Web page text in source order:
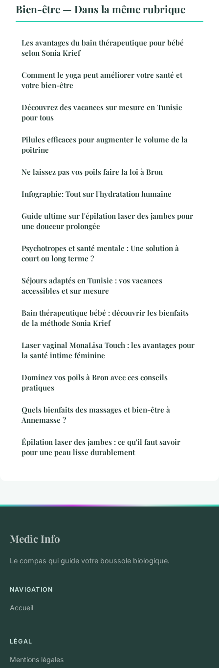
Bien-être — Dans la même rubrique
Les avantages du bain thérapeutique pour bébé
selon Sonia Krief
Comment le yoga peut améliorer votre santé et
votre bien-être
Découvrez des vacances sur mesure en Tunisie
pour tous
Pilules efficaces pour augmenter le volume de la
poitrine
Ne laissez pas vos poils faire la loi à Bron
Infographie: Tout sur l'hydratation humaine
Guide ultime sur l'épilation laser des jambes pour
une douceur prolongée
Psychotropes et santé mentale : Une solution à
court ou long terme ?
Séjours adaptés en Tunisie : vos vacances
accessibles et sur mesure
Bain thérapeutique bébé : découvrir les bienfaits
de la méthode Sonia Krief
Laser vaginal MonaLisa Touch : les avantages pour
la santé intime féminine
Dominez vos poils à Bron avec ces conseils
pratiques
Quels bienfaits des massages et bien-être à
Annemasse ?
Épilation laser des jambes : ce qu'il faut savoir
pour une peau lisse durablement
Medic Info
Le compas qui guide votre boussole biologique.
NAVIGATION
Accueil
LÉGAL
Mentions légales